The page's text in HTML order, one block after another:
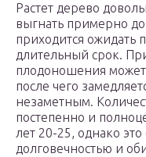
Растет дерево
выгнать примерно
приходится ожидать
длительный срок.
плодоношения
после чего
незаметным.
постепенно и
лет 20-25, однако
долговечностью и